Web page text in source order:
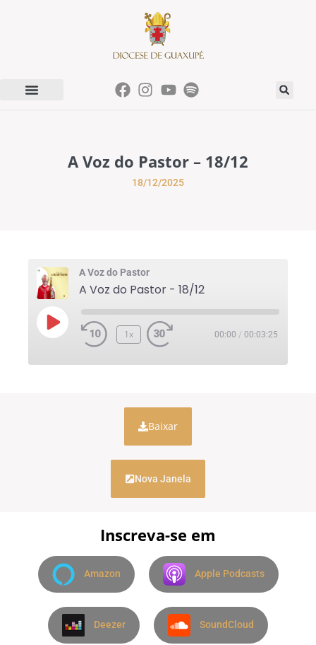
A Voz do Pastor – 18/12
18/12/2025
A Voz do Pastor
A Voz do Pastor - 18/12
1x 00:00 / 00:03:25
Baixar
Nova Janela
Inscreva-se em
Amazon Apple Podcasts
Deezer SoundCloud